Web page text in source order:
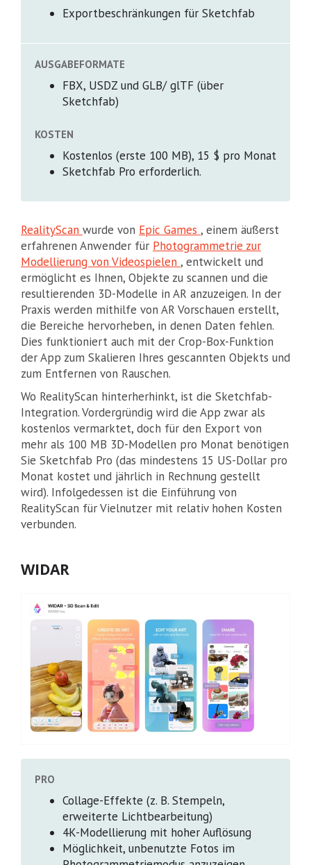
Exportbeschränkungen für Sketchfab
AUSGABEFORMATE
FBX, USDZ und GLB/ glTF (über
Sketchfab)
KOSTEN
Kostenlos (erste 100 MB), 15 $ pro Monat
Sketchfab Pro erforderlich.
RealityScan wurde von Epic Games , einem äußerst
erfahrenen Anwender für Photogrammetrie zur
Modellierung von Videospielen , entwickelt und
ermöglicht es Ihnen, Objekte zu scannen und die
resultierenden 3D-Modelle in AR anzuzeigen. In der
Praxis werden mithilfe von AR Vorschauen erstellt,
die Bereiche hervorheben, in denen Daten fehlen.
Dies funktioniert auch mit der Crop-Box-Funktion
der App zum Skalieren Ihres gescannten Objekts und
zum Entfernen von Rauschen.
Wo RealityScan hinterherhinkt, ist die Sketchfab-
Integration. Vordergründig wird die App zwar als
kostenlos vermarktet, doch für den Export von
mehr als 100 MB 3D-Modellen pro Monat benötigen
Sie Sketchfab Pro (das mindestens 15 US-Dollar pro
Monat kostet und jährlich in Rechnung gestellt
wird). Infolgedessen ist die Einführung von
RealityScan für Vielnutzer mit relativ hohen Kosten
verbunden.
WIDAR
PRO
Collage-Effekte (z. B. Stempeln,
erweiterte Lichtbearbeitung)
4K-Modellierung mit hoher Auflösung
Möglichkeit, unbenutzte Fotos im